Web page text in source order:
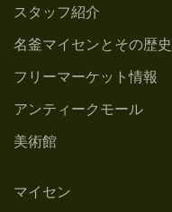
スタッフ紹介
名釜マイセンとその歴史
フリーマーケット情報
アンティークモール
美術館
マイセン